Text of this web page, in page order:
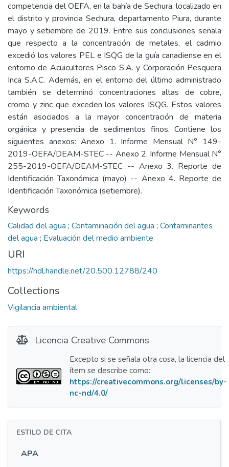
competencia del OEFA, en la bahía de Sechura, localizado en
el distrito y provincia Sechura, departamento Piura, durante
mayo y setiembre de 2019. Entre sus conclusiones señala
que respecto a la concentración de metales, el cadmio
excedió los valores PEL e ISQG de la guía canadiense en el
entorno de Acuicultores Pisco S.A. y Corporación Pesquera
Inca S.A.C. Además, en el entorno del último administrado
también se determinó concentraciones altas de cobre,
cromo y zinc que exceden los valores ISQG. Estos valores
están asociados a la mayor concentración de materia
orgánica y presencia de sedimentos finos. Contiene los
siguientes anexos: Anexo 1. Informe Mensual N° 149-
2019-OEFA/DEAM-STEC -- Anexo 2. Informe Mensual N°
255-2019-OEFA/DEAM-STEC -- Anexo 3. Reporte de
Identificación Taxonómica (mayo) -- Anexo 4. Reporte de
Identificación Taxonómica (setiembre).
Keywords
Calidad del agua ; Contaminación del agua ; Contaminantes
del agua ; Evaluación del medio ambiente
URI
https://hdl.handle.net/20.500.12788/240
Collections
Vigilancia ambiental
Licencia Creative Commons
Excepto si se señala otra cosa, la licencia del
ítem se describe como:
https://creativecommons.org/licenses/by-
nc-nd/4.0/
ESTILO DE CITA
APA